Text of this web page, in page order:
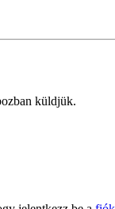
küldjük.